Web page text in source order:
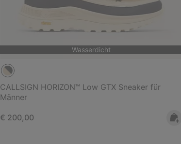
Wasserdicht
CALLSIGN HORIZON™ Low GTX Sneaker für
Männer
Regular price:
€ 200,00